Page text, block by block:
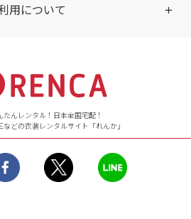
用について
】
臨
だ
たんレンタル！日本全国宅配！
どの衣装レンタルサイト「れんか」